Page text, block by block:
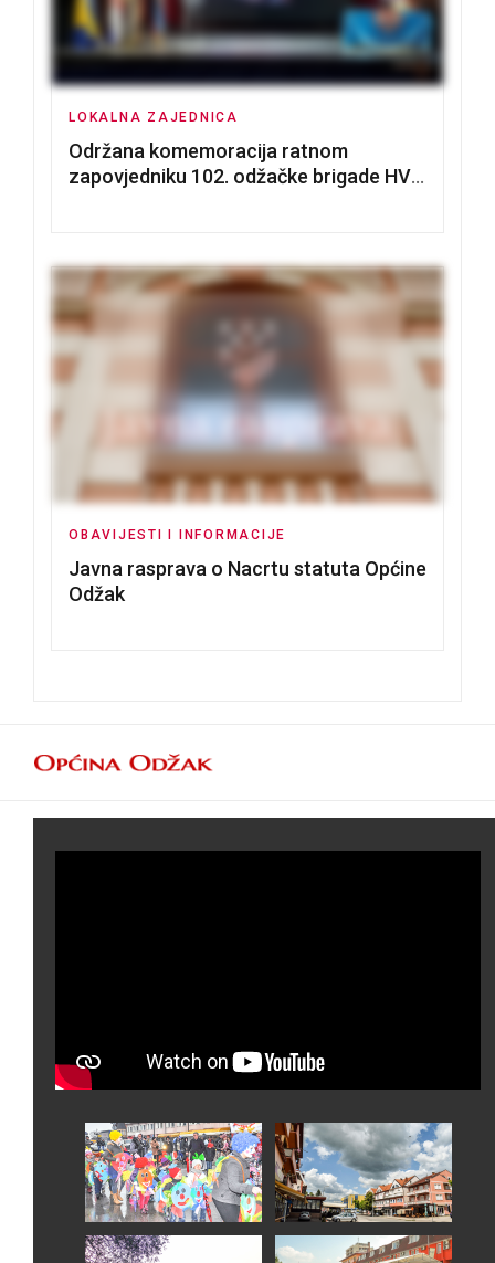
LOKALNA ZAJEDNICA
Održana komemoracija ratnom
zapovjedniku 102. odžačke brigade HVO
OBAVIJESTI I INFORMACIJE
Javna rasprava o Nacrtu statuta Općine
Odžak